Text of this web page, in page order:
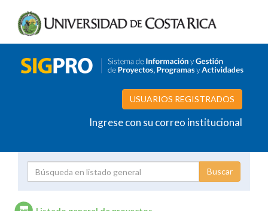
USUARIOS REGISTRADOS
Ingrese con su correo institucional